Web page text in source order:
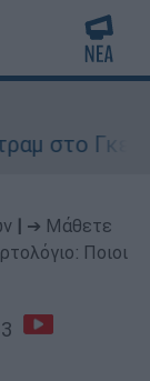
➔ Μάθετε
Ποιοι